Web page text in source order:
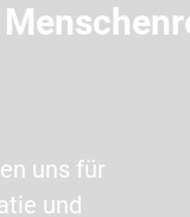
uns für
und